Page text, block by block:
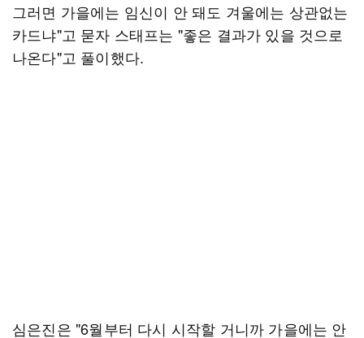
그러면 가을에는 임신이 안 돼도 겨울에는 상관없는
카드냐"고 묻자 스태프는 "좋은 결과가 있을 것으로
나온다"고 풀이했다.
심은진은 "6월부터 다시 시작할 거니까 가을에는 안